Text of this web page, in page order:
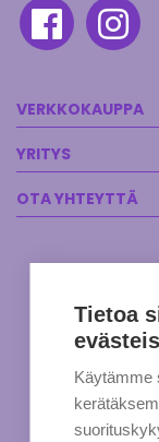
VERKKOKAUPPA
YRITYS
OTA YHTEYTTÄ
Tietoa
Käytämme